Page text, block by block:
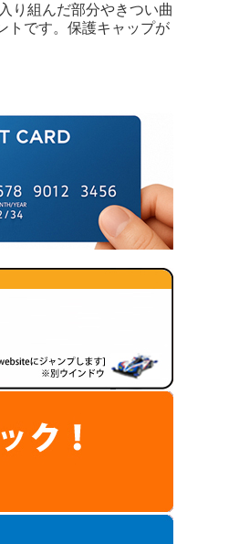
り組んだ部分やきつい曲
トです。保護キャップが